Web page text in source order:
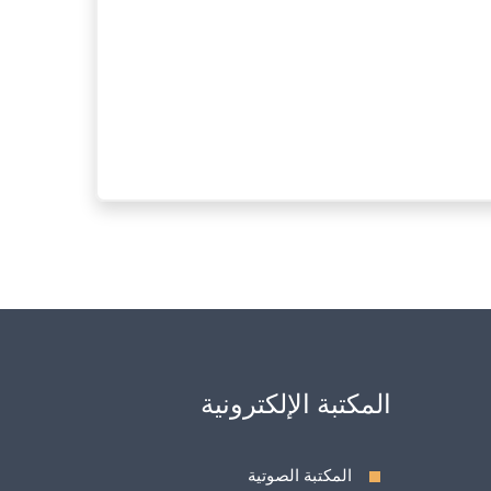
المكتبة الإلكترونية
المكتبة الصوتية